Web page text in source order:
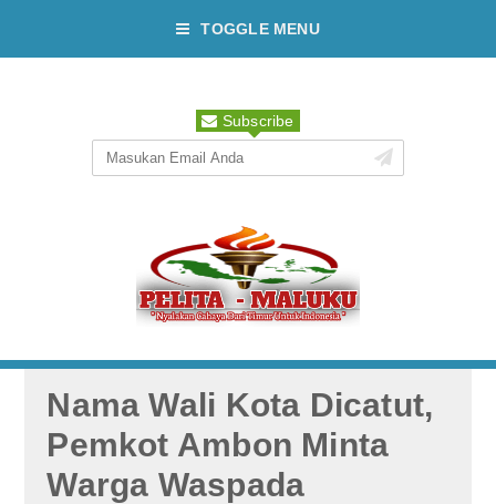
TOGGLE MENU
Subscribe
Nama Wali Kota Dicatut,
Pemkot Ambon Minta
Warga Waspada